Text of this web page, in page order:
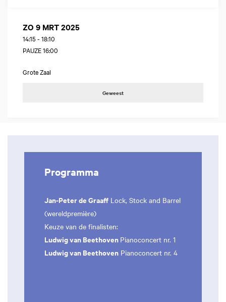
ZO 9 MRT 2025
14:15 - 18:10
PAUZE 16:00
Grote Zaal
Geweest
Programma
Jan-Peter de Graaff Lock, Stock and Barrel
(wereldpremière)
Keuze van de finalisten:
Ludwig van Beethoven Pianoconcert nr. 1
Ludwig van Beethoven Pianoconcert nr. 4